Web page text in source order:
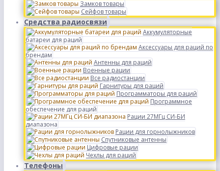
Замков товары
Сейфов товары
Средства радиосвязи
Аккумуляторные
батареи для раций
Аксессуары для раций по
брендам
Антенны для раций
Военные рации
Все радиостанции
Гарнитуры для раций
Программаторы для раций
Программное
обеспечение для раций
Рации 27МГц СИ-БИ
диапазона
Рации для горнолыжников
Спутниковые антенны
Цифровые рации
Чехлы для раций
Телефоны